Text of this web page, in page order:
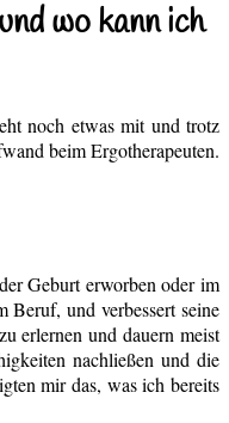
wo kann ich
noch etwas mit und trotz
beim Ergotherapeuten.
Geburt erworben oder im
und verbessert seine
erlernen und dauern meist
nachließen und die
mir das, was ich bereits